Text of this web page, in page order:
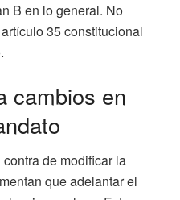
B en lo general. No
35 constitucional
cambios en
de modificar la
que adelantar el